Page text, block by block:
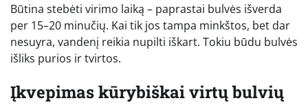
Būtina stebėti virimo laiką – paprastai bulvės išverda
per 15–20 minučių. Kai tik jos tampa minkštos, bet dar
nesuyra, vandenį reikia nupilti iškart. Tokiu būdu bulvės
išliks purios ir tvirtos.
Įkvepimas kūrybiškai virtų bulvių